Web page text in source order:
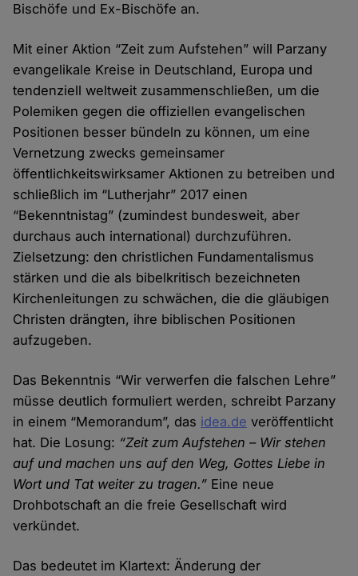
Bischöfe und Ex-Bischöfe an.
Mit einer Aktion “Zeit zum Aufstehen” will Parzany
evangelikale Kreise in Deutschland, Europa und
tendenziell weltweit zusammenschließen, um die
Polemiken gegen die offiziellen evangelischen
Positionen besser bündeln zu können, um eine
Vernetzung zwecks gemeinsamer
öffentlichkeitswirksamer Aktionen zu betreiben und
schließlich im “Lutherjahr” 2017 einen
“Bekenntnistag” (zumindest bundesweit, aber
durchaus auch international) durchzuführen.
Zielsetzung: den christlichen Fundamentalismus
stärken und die als bibelkritisch bezeichneten
Kirchenleitungen zu schwächen, die die gläubigen
Christen drängten, ihre biblischen Positionen
aufzugeben.
Das Bekenntnis “Wir verwerfen die falschen Lehre”
müsse deutlich formuliert werden, schreibt Parzany
in einem “Memorandum”, das idea.de veröffentlicht
hat. Die Losung: “Zeit zum Aufstehen – Wir stehen
auf und machen uns auf den Weg, Gottes Liebe in
Wort und Tat weiter zu tragen.” Eine neue
Drohbotschaft an die freie Gesellschaft wird
verkündet.
Das bedeutet im Klartext: Änderung der